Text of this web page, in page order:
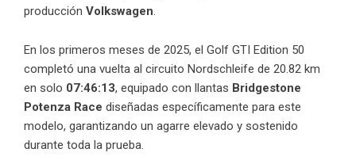
producción Volkswagen.
En los primeros meses de 2025, el Golf GTI Edition 50
completó una vuelta al circuito Nordschleife de 20.82 km
en solo 07:46:13, equipado con llantas Bridgestone
Potenza Race diseñadas específicamente para este
modelo, garantizando un agarre elevado y sostenido
durante toda la prueba.